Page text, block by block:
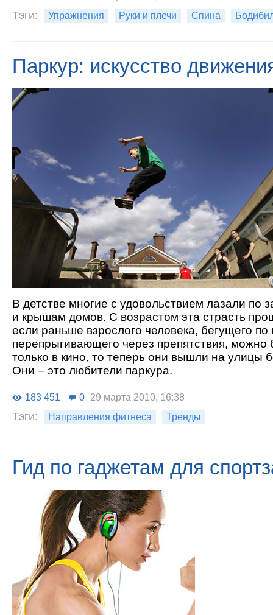
Тэги: Упражнения Руки и плечи Спина
Паркур: искусство
В детстве многие с удовольствием лазали по
и крышам домов. С возрастом эта страсть
если раньше взрослого человека, бегущего
перепрыгивающего через препятствия, можно
только в кино, то теперь они вышли на улицы
Они – это любители паркура.
183 451 0 29 марта 2010, 16:38
Тэги: Направления фитнеса Тренды
Гид по гаджетам для